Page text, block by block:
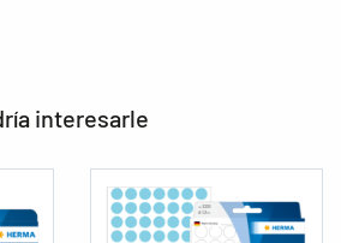
interesarle